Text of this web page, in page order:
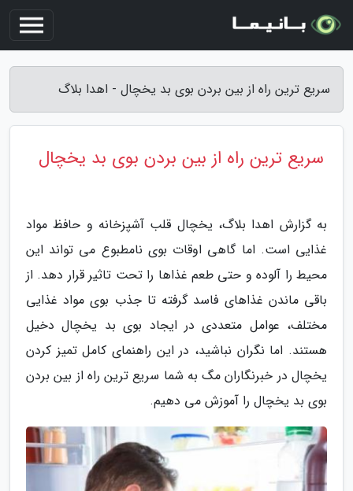
سریع ترین راه از بین بردن بوی بد یخچال - اهدا بلاگ
سریع ترین راه از بین بردن بوی بد یخچال
به گزارش اهدا بلاگ، یخچال قلب آشپزخانه و حافظ مواد
غذایی است. اما گاهی اوقات بوی نامطبوع می تواند این
محیط را آلوده و حتی طعم غذاها را تحت تاثیر قرار دهد. از
باقی ماندن غذاهای فاسد گرفته تا جذب بوی مواد غذایی
مختلف، عوامل متعددی در ایجاد بوی بد یخچال دخیل
هستند. اما نگران نباشید، در این راهنمای کامل تمیز کردن
یخچال در خبرنگاران مگ به شما سریع ترین راه از بین بردن
بوی بد یخچال را آموزش می دهیم.